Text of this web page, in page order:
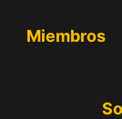
Miembros